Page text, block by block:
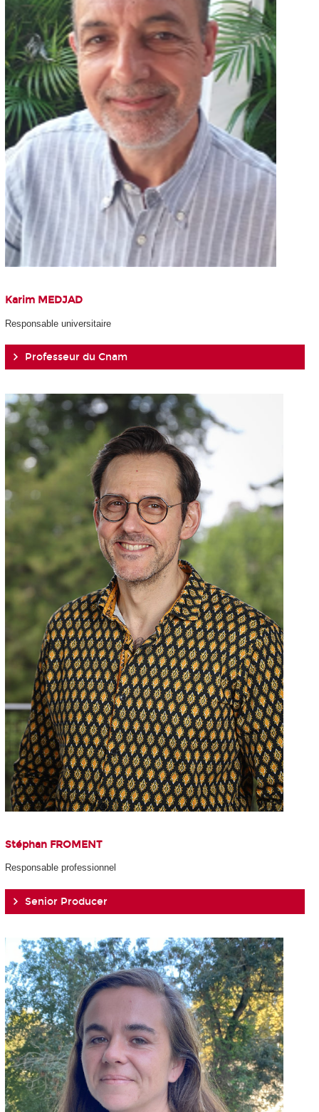
Karim MEDJAD
Responsable universitaire
Professeur du Cnam
Stéphan FROMENT
Responsable professionnel
Senior Producer